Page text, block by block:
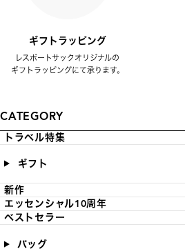
ギフトラッピング
レスポートサックオリジナルの
ギフトラッピングにて承ります。
CATEGORY
トラベル特集
ギフト
新作
エッセンシャル10周年
ベストセラー
バッグ